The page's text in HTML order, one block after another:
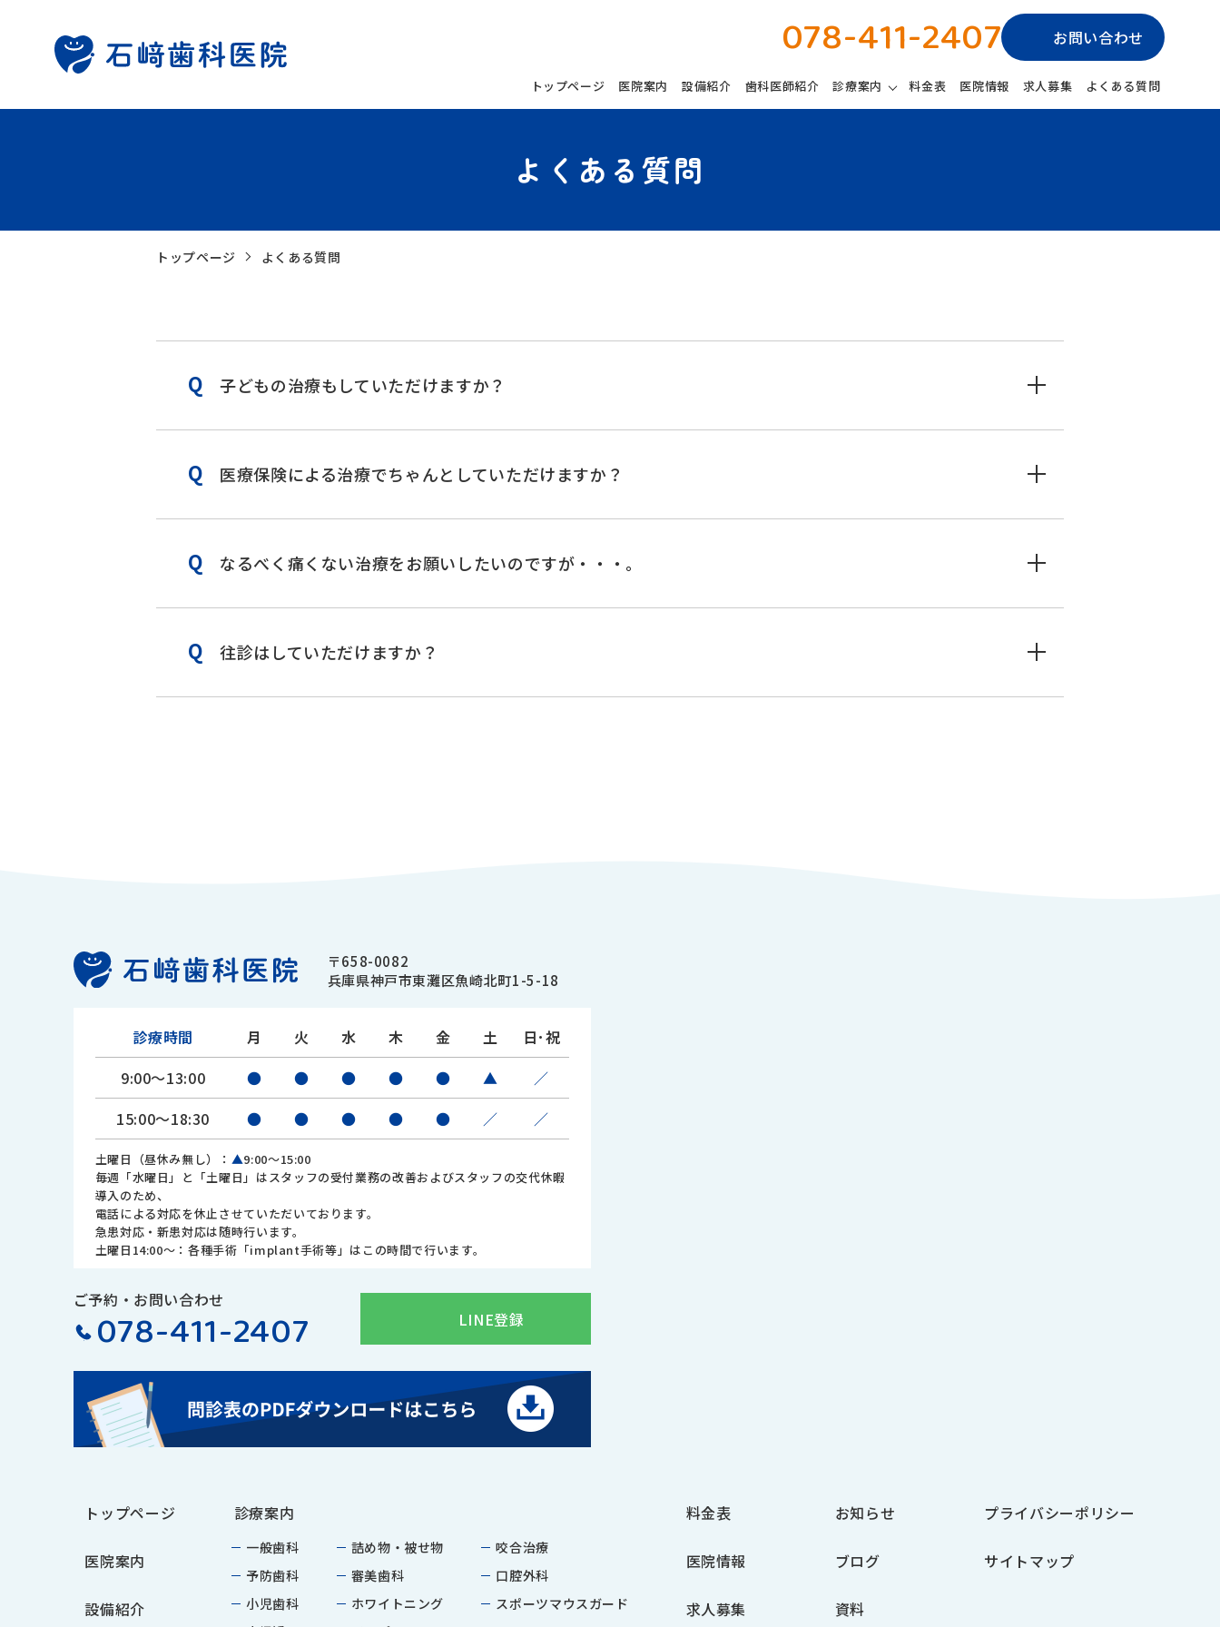
トップページ 医院案内 設備紹介 歯科医師紹介 診療案内 料金表 医院情報 求人募集 よくある質問
078-411-2407 お問い合わせ
よくある質問
トップページ よくある質問
子どもの治療もしていただけますか？
医療保険による治療でちゃんとしていただけますか？
なるべく痛くない治療をお願いしたいのですが・・・。
往診はしていただけますか？
〒658-0082
兵庫県神戸市東灘区魚崎北町1-5-18
診療時間 月 火 水 木 金 土
日･祝
9:00～13:00
● ● ● ● ● ▲
／
15:00～18:30
● ● ● ● ● ／ ／
土曜日（昼休み無し）： ▲9:00～15:00
毎週「水曜日」と「土曜日」はスタッフの受付業務の改善およびスタッフの交代休暇
導入のため、
電話による対応を休止させていただいております。
急患対応・新患対応は随時行います。
土曜日14:00～：各種手術「implant手術等」はこの時間で行います。
ご予約・お問い合わせ
078-411-2407 LINE登録
トップページ
医院案内
設備紹介
診療案内
一般歯科
予防歯科
小児歯科
詰め物・被せ物
審美歯科
ホワイトニング
咬合治療
口腔外科
スポーツマウスガード
料金表
医院情報
求人募集
お知らせ
ブログ
資料
プライバシーポリシー
サイトマップ